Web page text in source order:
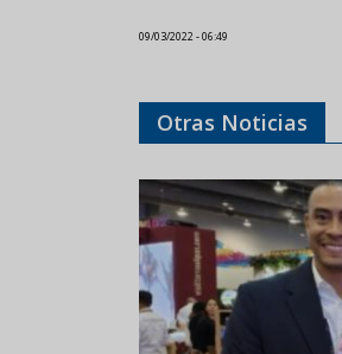
09/03/2022 - 06:49
Otras Noticias